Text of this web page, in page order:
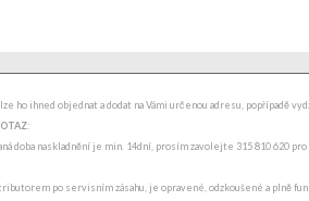
ho ihned objednat a dodat na Vámi určenou adresu, popřípadě
:
doba naskladnění je min. 14dní, prosím zavolejte 315 810 620
po servisním zásahu, je opravené, odzkoušené a plně